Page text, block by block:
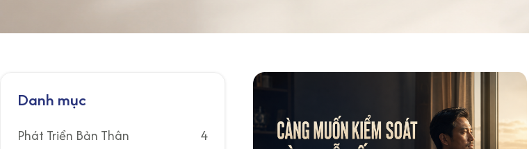
Danh mục
Phát Triển Bản Thân
4